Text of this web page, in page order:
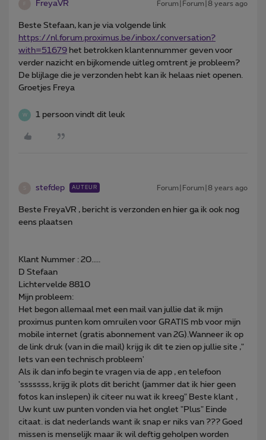
FreyaVR Forum|Forum|8 years ago
Beste Stefaan, kan je via volgende link
https://nl.forum.proximus.be/inbox/conversation?
with=51679 het betrokken klantennummer geven voor
verder nazicht en bijkomende uitleg omtrent je probleem?
De blijlage die je verzonden hebt kan ik helaas niet openen.
Groetjes Freya
W 1 persoon vindt dit leuk
stefdep AUTEUR Forum|Forum|8 years ago
Beste FreyaVR , bericht is verzonden en hier ga ik ook nog
eens plaatsen
Klant Nummer : 20.....
D Stefaan
Lichtervelde 8810
Mijn probleem:
Het begon allemaal met een mail van jullie dat ik mijn
proximus punten kom omruilen voor GRATIS mb voor mijn
mobile internet (gratis abonnement van 2G).Wanneer ik op
de link druk (van in die mail) krijg ik dit te zien op jullie site ,"
Iets van een technisch probleem'
Als ik dan info begin te vragen via de app , en telefoon
'sssssss, krijg ik plots dit bericht (jammer dat ik hier geen
fotos kan inslepen) ik citeer nu wat ik kreeg" Beste klant ,
Uw kunt uw punten vonden via het onglet "Plus" Einde
citaat. is dat nederlands want ik snap er niks van ??? Goed
missen is menselijk maar ik wil deftig geholpen worden